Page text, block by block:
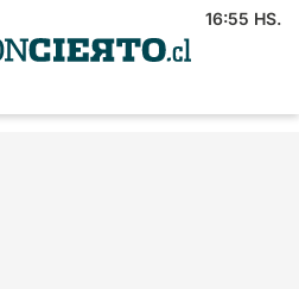
16:55 HS.